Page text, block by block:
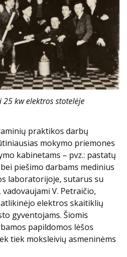
25 kw elektros stotelėje
praktikos darbų
mokymo priemones
kabinetams – pvz.: pastatų
piešimo darbams medinius
laboratorijoje, sutarus su
V. Petraičio,
elektros skaitiklių
gyventojams. Šiomis
papildomos lėšos
tiek moksleivių asmeninėms